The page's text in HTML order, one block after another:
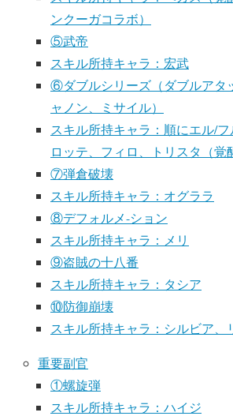
ンクーガコラボ）
⑤武帝
スキル所持キャラ：宏武
⑥ダブルシリーズ（ダブルアタ
ャノン、ミサイル）
スキル所持キャラ：順にエル/
ロッテ、フィロ、トリスタ（覚
⑦弾倉破壊
スキル所持キャラ：オグララ
⑧デフォルメ-ション
スキル所持キャラ：メリ
⑨盗賊の十八番
スキル所持キャラ：タシア
⑩防御崩壊
スキル所持キャラ：シルビア、
重要副官
①螺旋弾
スキル所持キャラ：ハイジ